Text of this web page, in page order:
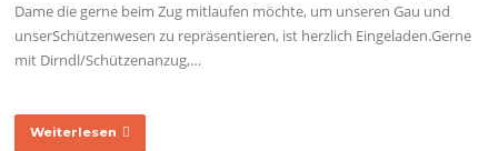
Dame die gerne beim Zug mitlaufen möchte, um unseren Gau und
unserSchützenwesen zu repräsentieren, ist herzlich Eingeladen.Gerne
mit Dirndl/Schützenanzug,…
Weiterlesen